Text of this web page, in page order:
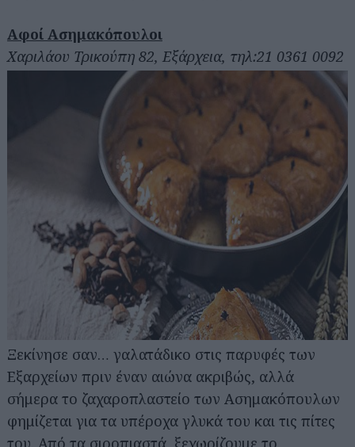
Αφοί Ασημακόπουλοι
Χαριλάου Τρικούπη 82, Εξάρχεια, τηλ:21 0361 0092
Ξεκίνησε σαν… γαλατάδικο στις παρυφές των
Εξαρχείων πριν έναν αιώνα ακριβώς, αλλά
σήμερα το ζαχαροπλαστείο των Ασημακόπουλων
φημίζεται για τα υπέροχα γλυκά του και τις πίτες
του. Από τα σιροπιαστά, ξεχωρίζουμε το